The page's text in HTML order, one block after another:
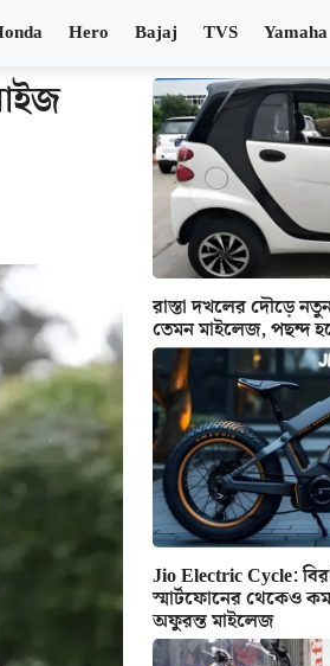
Hero Bajaj TVS Yamaha
রাস্তা দখলের দৌড়ে
তেমন মাইলেজ, পছন্দ
Jio Electric Cycle:
স্মার্টফোনের থেকেও
অফুরন্ত মাইলেজ